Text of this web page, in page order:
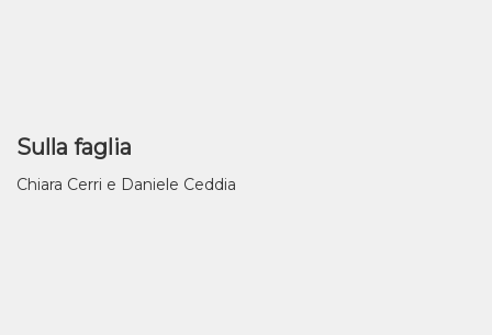
Sulla faglia
Chiara Cerri e Daniele Ceddia